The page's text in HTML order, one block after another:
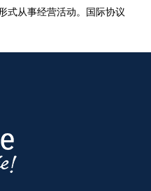
式从事经营活动。国际协议